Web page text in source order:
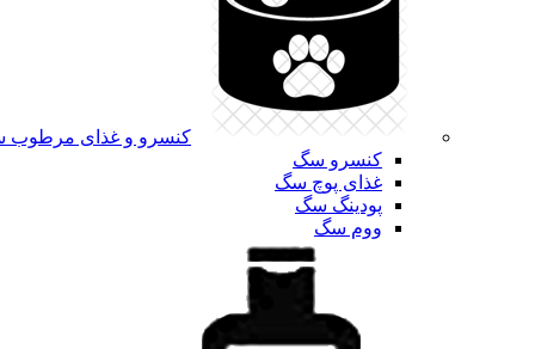
کنسرو و غذای
کنسرو سگ
غذای پوچ سگ
پودینگ سگ
ووم سگ